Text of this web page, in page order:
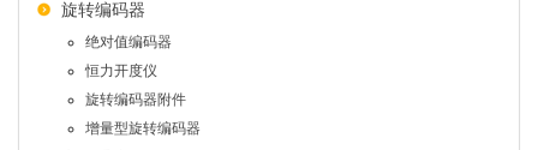
旋转编码器
绝对值编码器
恒力开度仪
旋转编码器附件
增量型旋转编码器